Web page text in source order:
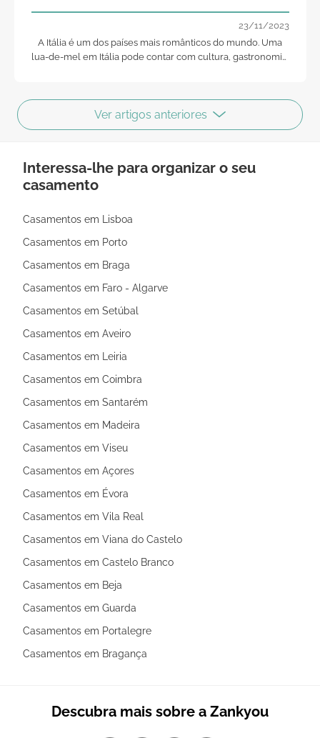
23/11/2023
A Itália é um dos países mais românticos do mundo. Uma
lua-de-mel em Itália pode contar com cultura, gastronomia,
Ver artigos anteriores
Interessa-lhe para organizar o seu
casamento
Casamentos em Lisboa
Casamentos em Porto
Casamentos em Braga
Casamentos em Faro - Algarve
Casamentos em Setúbal
Casamentos em Aveiro
Casamentos em Leiria
Casamentos em Coimbra
Casamentos em Santarém
Casamentos em Madeira
Casamentos em Viseu
Casamentos em Açores
Casamentos em Évora
Casamentos em Vila Real
Casamentos em Viana do Castelo
Casamentos em Castelo Branco
Casamentos em Beja
Casamentos em Guarda
Casamentos em Portalegre
Casamentos em Bragança
Descubra mais sobre a Zankyou